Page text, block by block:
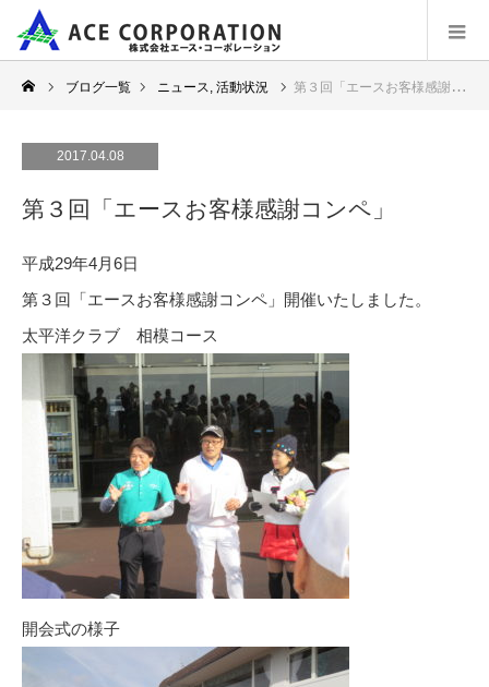
ブログ一覧 ニュース, 活動状況 第３回「エースお客様感謝コンペ」
2017.04.08
第３回「エースお客様感謝コンペ」
平成29年4月6日
第３回「エースお客様感謝コンペ」開催いたしました。
太平洋クラブ 相模コース
開会式の様子